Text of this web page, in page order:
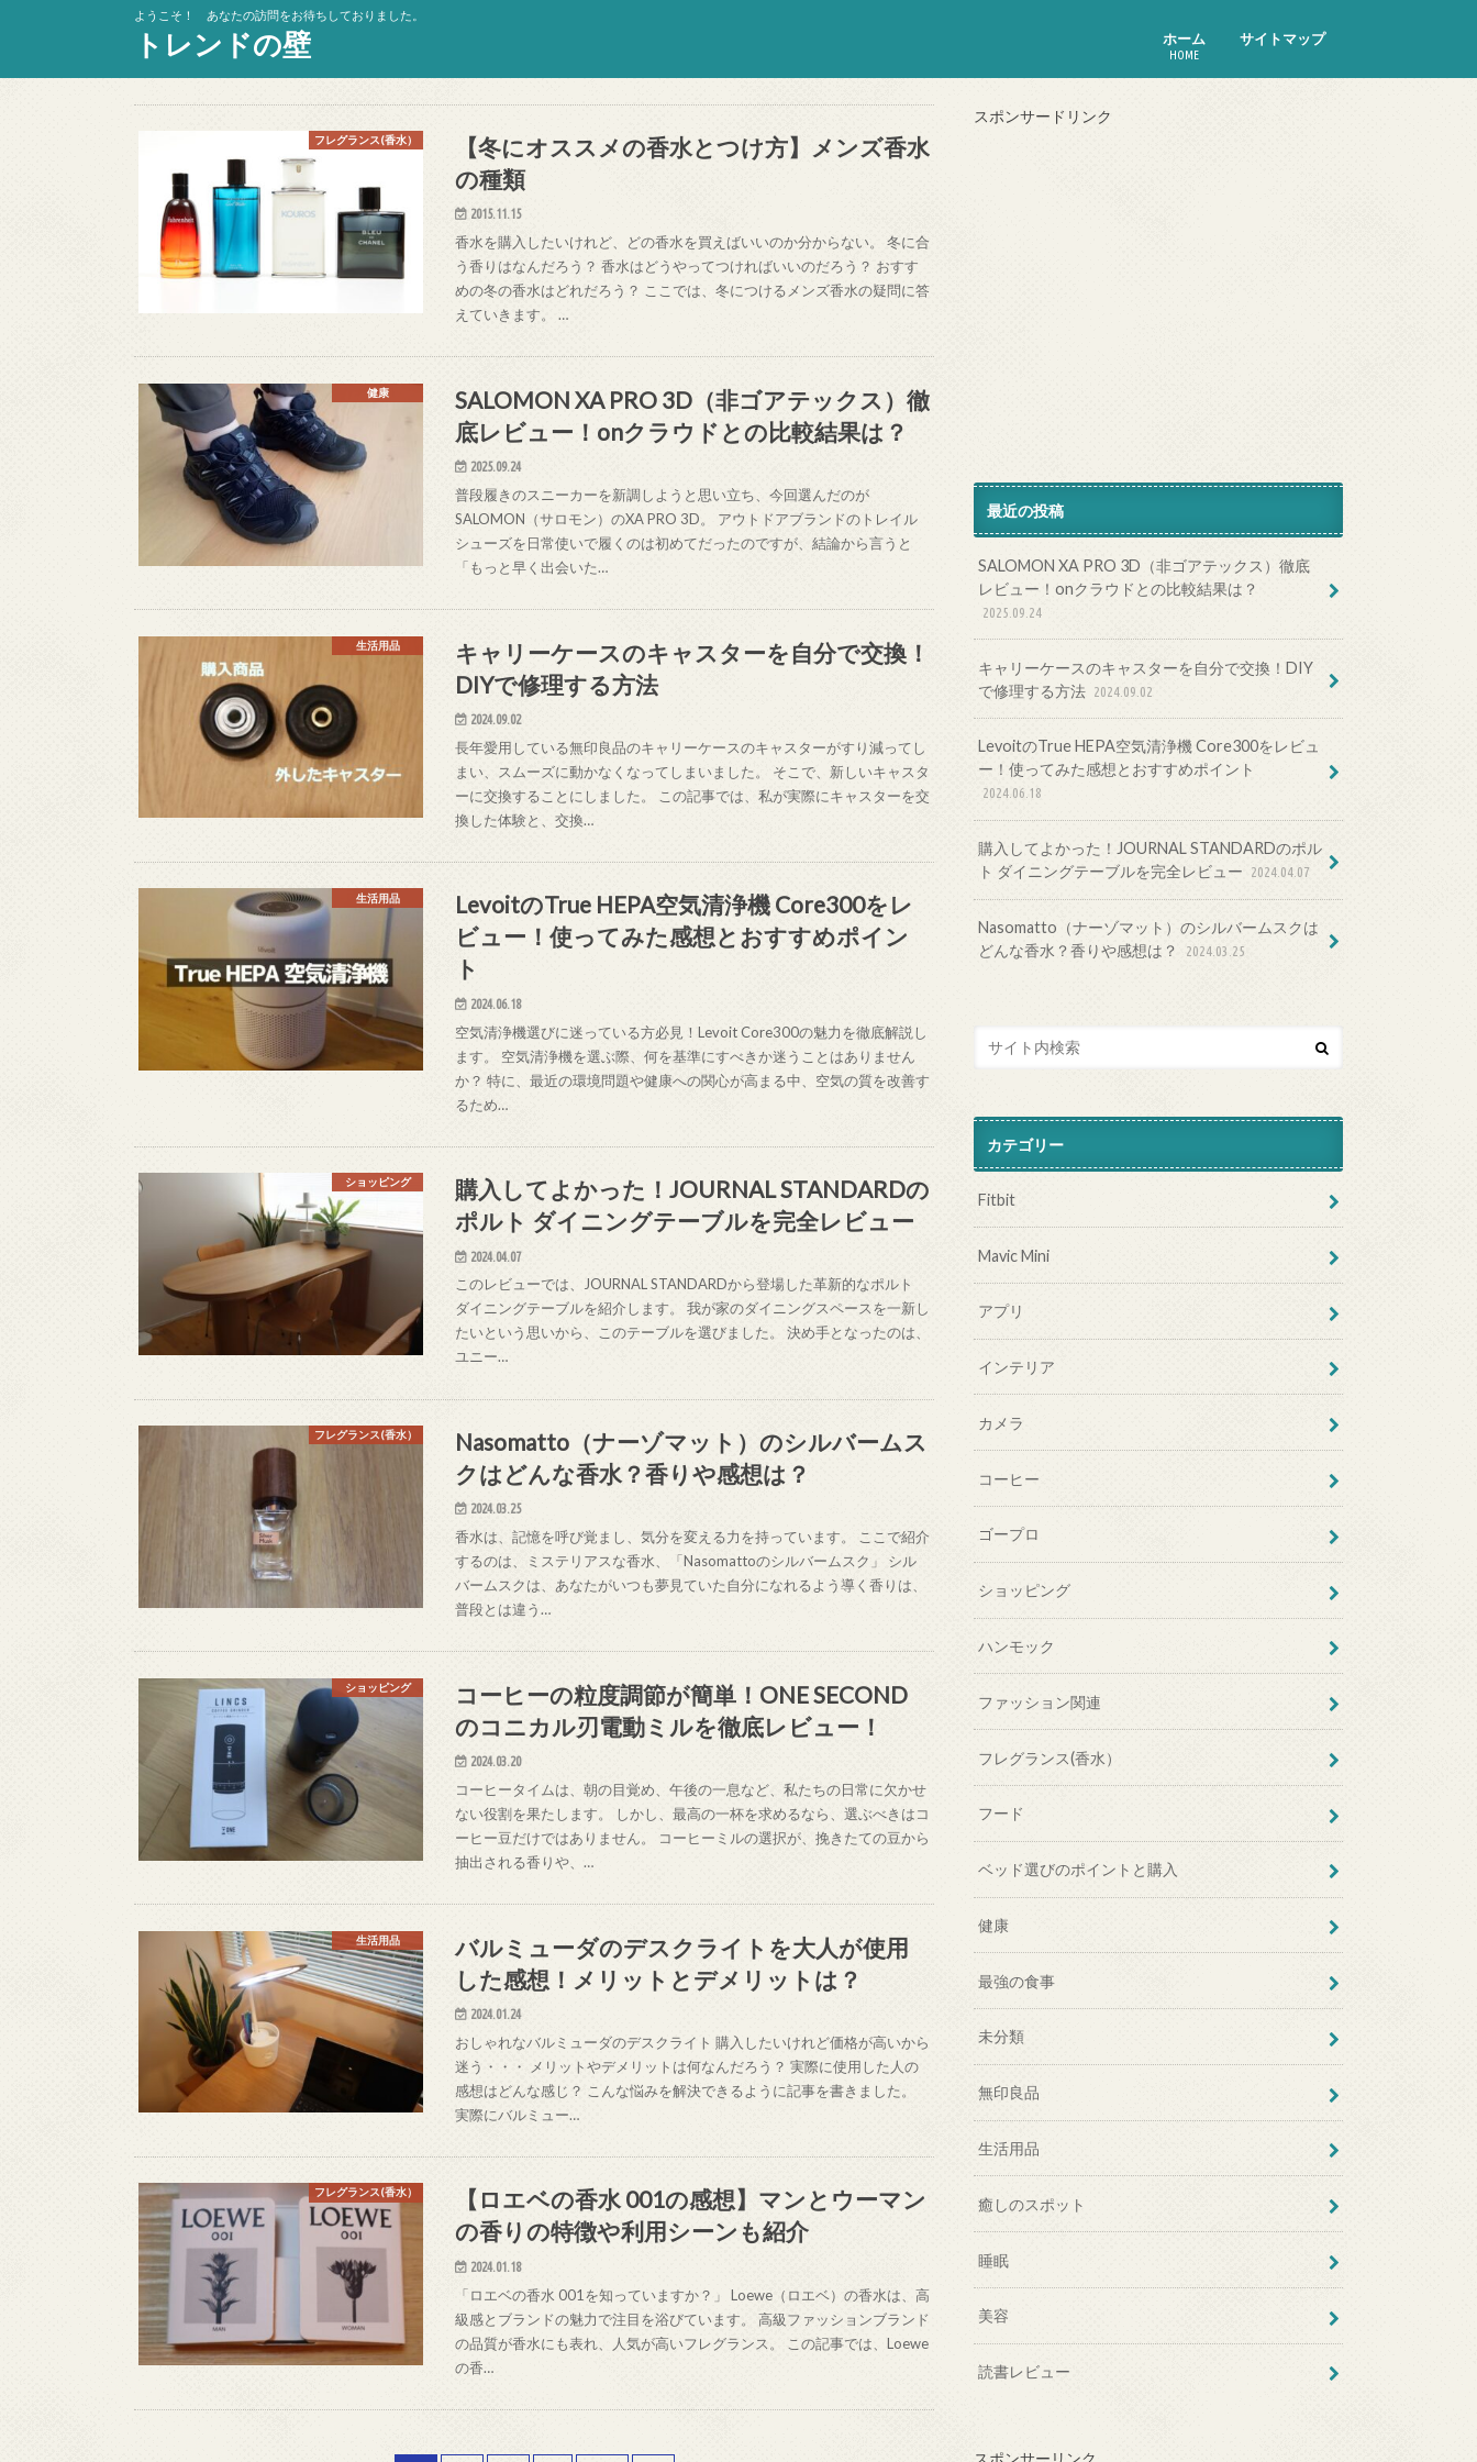
ようこそ！ あなたの訪問をお待ちしておりました。
トレンドの壁 ホーム
HOME
サイトマップ
フレグランス(香水）
【冬にオススメの香水とつけ方】メンズ香水
の種類
2015.11.15
香水を購入したいけれど、どの香水を買えばいいのか分からない。 冬に合
う香りはなんだろう？ 香水はどうやってつければいいのだろう？ おすす
めの冬の香水はどれだろう？ ここでは、冬につけるメンズ香水の疑問に答
えていきます。 …
健康
SALOMON XA PRO 3D（非ゴアテックス）徹
底レビュー！onクラウドとの比較結果は？
2025.09.24
普段履きのスニーカーを新調しようと思い立ち、今回選んだのが
SALOMON（サロモン）のXA PRO 3D。 アウトドアブランドのトレイル
シューズを日常使いで履くのは初めてだったのですが、結論から言うと
「もっと早く出会いた…
生活用品
キャリーケースのキャスターを自分で交換！
DIYで修理する方法
2024.09.02
長年愛用している無印良品のキャリーケースのキャスターがすり減ってし
まい、スムーズに動かなくなってしまいました。 そこで、新しいキャスタ
ーに交換することにしました。 この記事では、私が実際にキャスターを交
換した体験と、交換…
生活用品
LevoitのTrue HEPA空気清浄機 Core300をレ
ビュー！使ってみた感想とおすすめポイン
ト
2024.06.18
空気清浄機選びに迷っている方必見！Levoit Core300の魅力を徹底解説し
ます。 空気清浄機を選ぶ際、何を基準にすべきか迷うことはありません
か？ 特に、最近の環境問題や健康への関心が高まる中、空気の質を改善す
るため…
ショッピング
購入してよかった！JOURNAL STANDARDの
ポルト ダイニングテーブルを完全レビュー
2024.04.07
このレビューでは、JOURNAL STANDARDから登場した革新的なポルト
ダイニングテーブルを紹介します。 我が家のダイニングスペースを一新し
たいという思いから、このテーブルを選びました。 決め手となったのは、
ユニー…
フレグランス(香水）
Nasomatto（ナーゾマット）のシルバームス
クはどんな香水？香りや感想は？
2024.03.25
香水は、記憶を呼び覚まし、気分を変える力を持っています。 ここで紹介
するのは、ミステリアスな香水、「Nasomattoのシルバームスク」 シル
バームスクは、あなたがいつも夢見ていた自分になれるよう導く香りは、
普段とは違う…
ショッピング
コーヒーの粒度調節が簡単！ONE SECOND
のコニカル刃電動ミルを徹底レビュー！
2024.03.20
コーヒータイムは、朝の目覚め、午後の一息など、私たちの日常に欠かせ
ない役割を果たします。 しかし、最高の一杯を求めるなら、選ぶべきはコ
ーヒー豆だけではありません。 コーヒーミルの選択が、挽きたての豆から
抽出される香りや、…
生活用品
バルミューダのデスクライトを大人が使用
した感想！メリットとデメリットは？
2024.01.24
おしゃれなバルミューダのデスクライト 購入したいけれど価格が高いから
迷う・・・ メリットやデメリットは何なんだろう？ 実際に使用した人の
感想はどんな感じ？ こんな悩みを解決できるように記事を書きました。
実際にバルミュー…
フレグランス(香水）
【ロエベの香水 001の感想】マンとウーマン
の香りの特徴や利用シーンも紹介
2024.01.18
「ロエベの香水 001を知っていますか？」 Loewe（ロエベ）の香水は、高
級感とブランドの魅力で注目を浴びています。 高級ファッションブランド
の品質が香水にも表れ、人気が高いフレグランス。 この記事では、Loewe
の香…
スポンサードリンク
最近の投稿
SALOMON XA PRO 3D（非ゴアテックス）徹底
レビュー！onクラウドとの比較結果は？
2025.09.24
キャリーケースのキャスターを自分で交換！DIY
で修理する方法 2024.09.02
LevoitのTrue HEPA空気清浄機 Core300をレビュ
ー！使ってみた感想とおすすめポイント
2024.06.18
購入してよかった！JOURNAL STANDARDのポル
ト ダイニングテーブルを完全レビュー
2024.04.07
Nasomatto（ナーゾマット）のシルバームスクは
どんな香水？香りや感想は？
2024.03.25
カテゴリー
Fitbit
Mavic Mini
アプリ
インテリア
カメラ
コーヒー
ゴープロ
ショッピング
ハンモック
ファッション関連
フレグランス(香水）
フード
ベッド選びのポイントと購入
健康
最強の食事
未分類
無印良品
生活用品
癒しのスポット
睡眠
美容
読書レビュー
スポンサーリンク